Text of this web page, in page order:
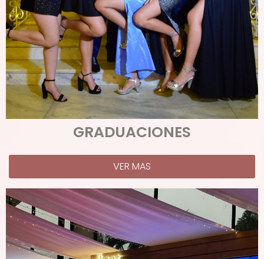
GRADUACIONES
VER MAS